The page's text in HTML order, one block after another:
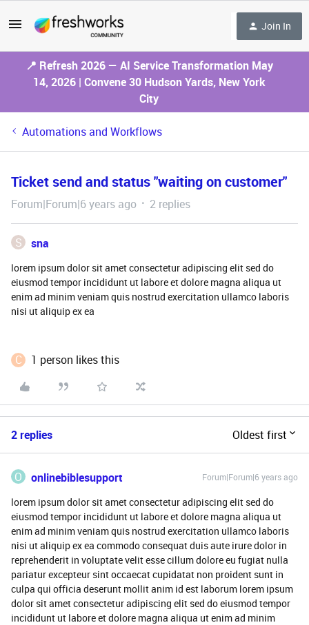
Join In
📍 Refresh 2026 — AI Service Transformation May
14, 2026 | Convene 30 Hudson Yards, New York
City
Automations and Workflows
Ticket send and status "waiting on customer"
Forum|Forum|6 years ago 2 replies
S sna
lorem ipsum dolor sit amet consectetur adipiscing elit sed do
eiusmod tempor incididunt ut labore et dolore magna aliqua ut
enim ad minim veniam quis nostrud exercitation ullamco laboris
nisi ut aliquip ex ea
C 1 person likes this
2 replies Oldest first
O onlinebiblesupport Forum|Forum|6 years ago
lorem ipsum dolor sit amet consectetur adipiscing elit sed do
eiusmod tempor incididunt ut labore et dolore magna aliqua ut
enim ad minim veniam quis nostrud exercitation ullamco laboris
nisi ut aliquip ex ea commodo consequat duis aute irure dolor in
reprehenderit in voluptate velit esse cillum dolore eu fugiat nulla
pariatur excepteur sint occaecat cupidatat non proident sunt in
culpa qui officia deserunt mollit anim id est laborum lorem ipsum
dolor sit amet consectetur adipiscing elit sed do eiusmod tempor
incididunt ut labore et dolore magna aliqua ut enim ad minim